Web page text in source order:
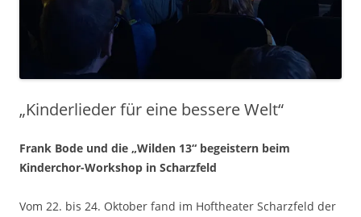
„Kinderlieder für eine bessere Welt“
Frank Bode und die „Wilden 13“ begeistern beim
Kinderchor-Workshop in Scharzfeld
Vom 22. bis 24. Oktober fand im Hoftheater Scharzfeld der